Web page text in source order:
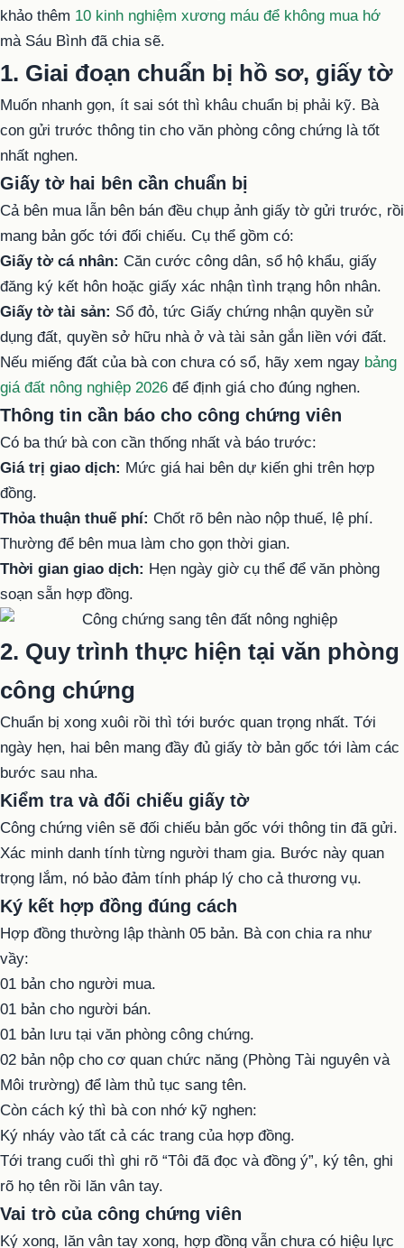
khảo thêm 10 kinh nghiệm xương máu để không mua hớ
mà Sáu Bình đã chia sẽ.
1. Giai đoạn chuẩn bị hồ sơ, giấy tờ
Muốn nhanh gọn, ít sai sót thì khâu chuẩn bị phải kỹ. Bà
con gửi trước thông tin cho văn phòng công chứng là tốt
nhất nghen.
Giấy tờ hai bên cần chuẩn bị
Cả bên mua lẫn bên bán đều chụp ảnh giấy tờ gửi trước, rồi
mang bản gốc tới đối chiếu. Cụ thể gồm có:
Giấy tờ cá nhân: Căn cước công dân, sổ hộ khẩu, giấy
đăng ký kết hôn hoặc giấy xác nhận tình trạng hôn nhân.
Giấy tờ tài sản: Sổ đỏ, tức Giấy chứng nhận quyền sử
dụng đất, quyền sở hữu nhà ở và tài sản gắn liền với đất.
Nếu miếng đất của bà con chưa có sổ, hãy xem ngay bảng
giá đất nông nghiệp 2026 để định giá cho đúng nghen.
Thông tin cần báo cho công chứng viên
Có ba thứ bà con cần thống nhất và báo trước:
Giá trị giao dịch: Mức giá hai bên dự kiến ghi trên hợp
đồng.
Thỏa thuận thuế phí: Chốt rõ bên nào nộp thuế, lệ phí.
Thường để bên mua làm cho gọn thời gian.
Thời gian giao dịch: Hẹn ngày giờ cụ thể để văn phòng
soạn sẵn hợp đồng.
2. Quy trình thực hiện tại văn phòng
công chứng
Chuẩn bị xong xuôi rồi thì tới bước quan trọng nhất. Tới
ngày hẹn, hai bên mang đầy đủ giấy tờ bản gốc tới làm các
bước sau nha.
Kiểm tra và đối chiếu giấy tờ
Công chứng viên sẽ đối chiếu bản gốc với thông tin đã gửi.
Xác minh danh tính từng người tham gia. Bước này quan
trọng lắm, nó bảo đảm tính pháp lý cho cả thương vụ.
Ký kết hợp đồng đúng cách
Hợp đồng thường lập thành 05 bản. Bà con chia ra như
vầy:
01 bản cho người mua.
01 bản cho người bán.
01 bản lưu tại văn phòng công chứng.
02 bản nộp cho cơ quan chức năng (Phòng Tài nguyên và
Môi trường) để làm thủ tục sang tên.
Còn cách ký thì bà con nhớ kỹ nghen:
Ký nháy vào tất cả các trang của hợp đồng.
Tới trang cuối thì ghi rõ “Tôi đã đọc và đồng ý”, ký tên, ghi
rõ họ tên rồi lăn vân tay.
Vai trò của công chứng viên
Ký xong, lăn vân tay xong, hợp đồng vẫn chưa có hiệu lực